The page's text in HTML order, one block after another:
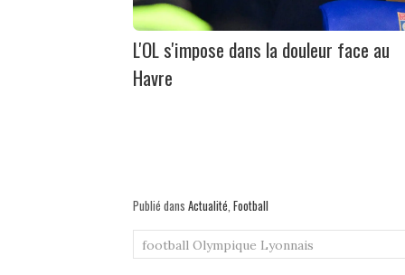
L'OL s'impose dans la douleur face au
Havre
Publié dans Actualité Football
football Olympique Lyonnais